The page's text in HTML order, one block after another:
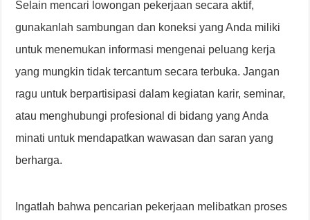
Selain mencari lowongan pekerjaan secara aktif,
gunakanlah sambungan dan koneksi yang Anda miliki
untuk menemukan informasi mengenai peluang kerja
yang mungkin tidak tercantum secara terbuka. Jangan
ragu untuk berpartisipasi dalam kegiatan karir, seminar,
atau menghubungi profesional di bidang yang Anda
minati untuk mendapatkan wawasan dan saran yang
berharga.
Ingatlah bahwa pencarian pekerjaan melibatkan proses